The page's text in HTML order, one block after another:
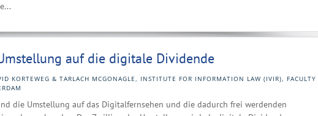
auf die digitale Dividende
KORTEWEG & TARLACH MCGONAGLE, INSTITUTE FOR INFORMATION LAW (IVIR), FACULTY
die Umstellung auf das Digitalfernsehen und die dadurch frei werdenden